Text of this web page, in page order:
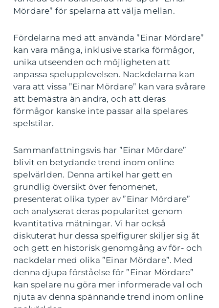
Mördare” för spelarna att välja mellan.
Fördelarna med att använda ”Einar Mördare”
kan vara många, inklusive starka förmågor,
unika utseenden och möjligheten att
anpassa spelupplevelsen. Nackdelarna kan
vara att vissa ”Einar Mördare” kan vara svårare
att bemästra än andra, och att deras
förmågor kanske inte passar alla spelares
spelstilar.
Sammanfattningsvis har ”Einar Mördare”
blivit en betydande trend inom online
spelvärlden. Denna artikel har gett en
grundlig översikt över fenomenet,
presenterat olika typer av ”Einar Mördare”
och analyserat deras popularitet genom
kvantitativa mätningar. Vi har också
diskuterat hur dessa spelfigurer skiljer sig åt
och gett en historisk genomgång av för- och
nackdelar med olika ”Einar Mördare”. Med
denna djupa förståelse för ”Einar Mördare”
kan spelare nu göra mer informerade val och
njuta av denna spännande trend inom online